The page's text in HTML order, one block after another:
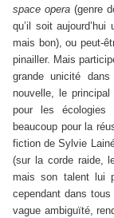
space opera (genre
qu’il soit
mais bon), ou peut-
pinailler. Mais
grande unicité
nouvelle, le
pour les
beaucoup pour la
fiction de Sylvie
(sur la corde raide,
mais son talent lui
cependant dans
vague ambiguïté,